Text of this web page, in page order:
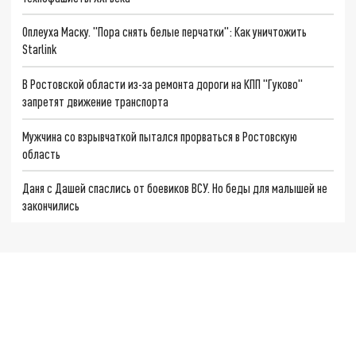
Оплеуха Маску. "Пора снять белые перчатки": Как уничтожить
Starlink
В Ростовской области из-за ремонта дороги на КПП "Гуково"
запретят движение транспорта
Мужчина со взрывчаткой пытался прорваться в Ростовскую
область
Даня с Дашей спаслись от боевиков ВСУ. Но беды для малышей не
закончились